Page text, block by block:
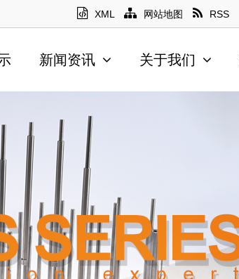
XML 网站地图 RSS
新闻资讯 关于我们